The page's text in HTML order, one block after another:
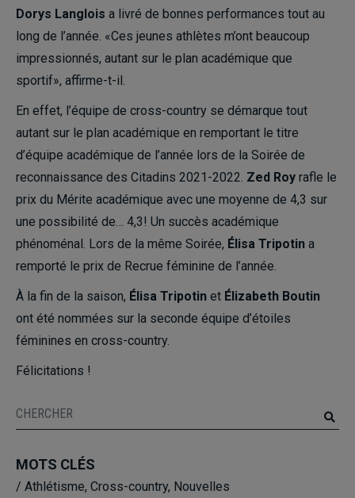
Dorys Langlois a livré de bonnes performances tout au
long de l’année. «Ces jeunes athlètes m’ont beaucoup
impressionnés, autant sur le plan académique que
sportif», affirme-t-il.
En effet, l’équipe de cross-country se démarque tout
autant sur le plan académique en remportant le titre
d’équipe académique de l’année lors de la Soirée de
reconnaissance des Citadins 2021-2022. Zed Roy rafle le
prix du Mérite académique avec une moyenne de 4,3 sur
une possibilité de… 4,3! Un succès académique
phénoménal. Lors de la même Soirée, Élisa Tripotin a
remporté le prix de Recrue féminine de l’année.
À la fin de la saison, Élisa Tripotin et Élizabeth Boutin
ont été nommées sur la seconde équipe d’étoiles
féminines en cross-country.
Félicitations !
MOTS CLÉS
/ Athlétisme, Cross-country, Nouvelles